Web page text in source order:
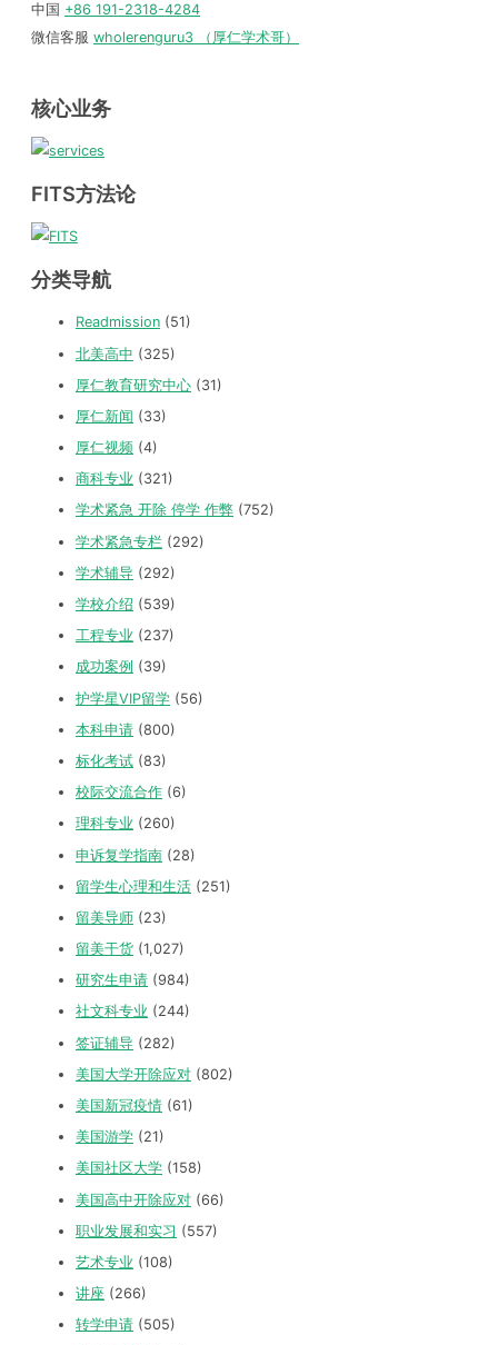
中国 +86 191-2318-4284
微信客服 wholerenguru3 （厚仁学术哥）
核心业务
FITS方法论
分类导航
Readmission (51)
北美高中 (325)
厚仁教育研究中心 (31)
厚仁新闻 (33)
厚仁视频 (4)
商科专业 (321)
学术紧急 开除 停学 作弊 (752)
学术紧急专栏 (292)
学术辅导 (292)
学校介绍 (539)
工程专业 (237)
成功案例 (39)
护学星VIP留学 (56)
本科申请 (800)
标化考试 (83)
校际交流合作 (6)
理科专业 (260)
申诉复学指南 (28)
留学生心理和生活 (251)
留美导师 (23)
留美干货 (1,027)
研究生申请 (984)
社文科专业 (244)
签证辅导 (282)
美国大学开除应对 (802)
美国新冠疫情 (61)
美国游学 (21)
美国社区大学 (158)
美国高中开除应对 (66)
职业发展和实习 (557)
艺术专业 (108)
讲座 (266)
转学申请 (505)